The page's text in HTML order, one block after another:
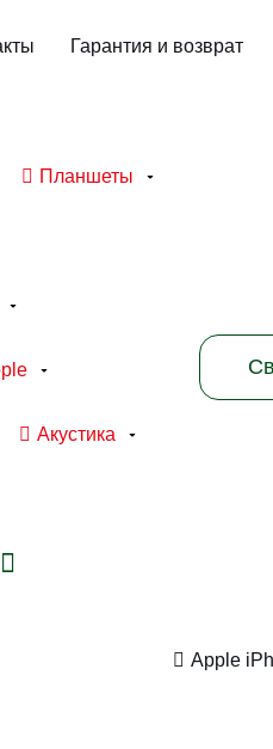
Гарантия и возврат
Планшеты
Акустика
Apple